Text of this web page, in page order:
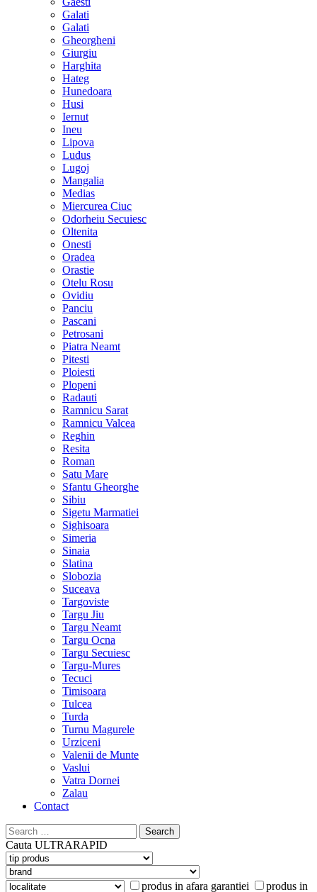
Galati
Galati
Gheorgheni
Giurgiu
Harghita
Hateg
Hunedoara
Husi
Iernut
Ineu
Lipova
Ludus
Lugoj
Mangalia
Medias
Miercurea Ciuc
Odorheiu Secuiesc
Oltenita
Onesti
Oradea
Orastie
Otelu Rosu
Ovidiu
Panciu
Pascani
Petrosani
Piatra Neamt
Pitesti
Ploiesti
Plopeni
Radauti
Ramnicu Sarat
Ramnicu Valcea
Reghin
Resita
Roman
Satu Mare
Sfantu Gheorghe
Sibiu
Sigetu Marmatiei
Sighisoara
Simeria
Sinaia
Slatina
Slobozia
Suceava
Targoviste
Targu Jiu
Targu Neamt
Targu Ocna
Targu Secuiesc
Targu-Mures
Tecuci
Timisoara
Tulcea
Turda
Turnu Magurele
Urziceni
Valenii de Munte
Vaslui
Vatra Dornei
Zalau
Contact
Search
for:
Cauta ULTRARAPID
produs in afara garantiei produs in